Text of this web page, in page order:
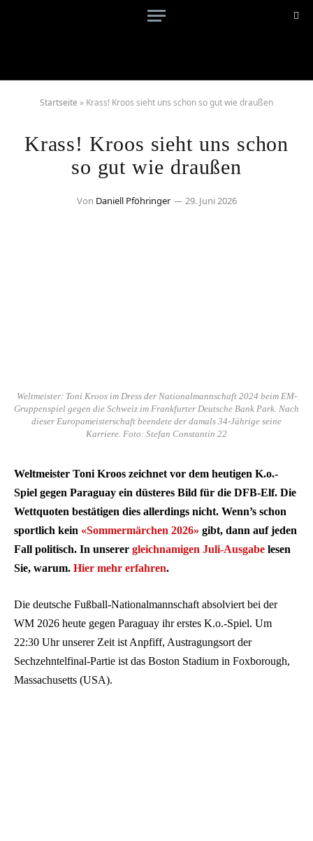
Startseite » Krass! Kroos sieht uns schon so gut wie draußen
Krass! Kroos sieht uns schon
so gut wie draußen
Von Daniell Pföhringer 29. Juni 2026
Weltmeister: Toni Kroos im Dress der Nationalmannschaft 2024 beim EM-
Gruppenspiel gegen die Schweiz im Frankfurter Deutsche Bank Park. Nach
dieser Europameisterschaft beendete der damals 34-Jährige seine
Karriere. Foto: Stefan Constantin 22
Weltmeister Toni Kroos zeichnet vor dem heutigen K.o.-
Spiel gegen Paraguay ein düsteres Bild für die DFB-Elf. Die
Wettquoten bestätigen dies allerdings nicht. Wenn’s schon
sportlich kein «Sommermärchen 2026» gibt, dann auf jeden
Fall politisch. In unserer gleichnamigen Juli-Ausgabe lesen
Sie, warum. Hier mehr erfahren.
Die deutsche Fußball-Nationalmannschaft absolviert bei der
WM 2026 heute gegen Paraguay ihr erstes K.o.-Spiel. Um
22:30 Uhr unserer Zeit ist Anpfiff, Austragungsort der
Sechzehntelfinal-Partie ist das Boston Stadium in Foxborough,
Massachusetts (USA).